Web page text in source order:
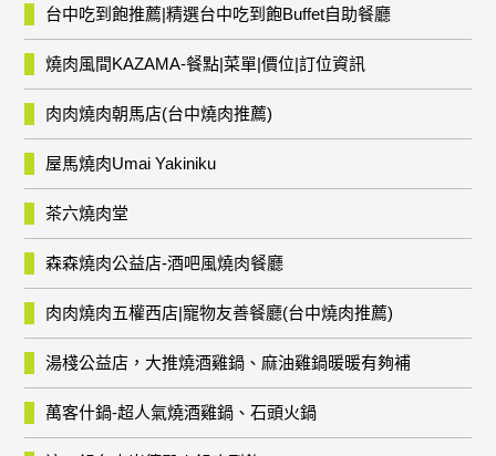
台中吃到飽推薦|精選台中吃到飽Buffet自助餐廳
燒肉風間KAZAMA-餐點|菜單|價位|訂位資訊
肉肉燒肉朝馬店(台中燒肉推薦)
屋馬燒肉Umai Yakiniku
茶六燒肉堂
森森燒肉公益店-酒吧風燒肉餐廳
肉肉燒肉五權西店|寵物友善餐廳(台中燒肉推薦)
湯棧公益店，大推燒酒雞鍋、麻油雞鍋暖暖有夠補
萬客什鍋-超人氣燒酒雞鍋、石頭火鍋